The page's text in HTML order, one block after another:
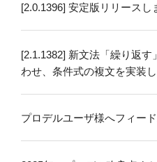
[2.0.1396] 安定版リリースし
[2.1.1382] 新文法「繰り返
わせ、条件式の複文を実装
プロデルユーザ様へフィー